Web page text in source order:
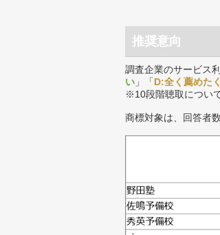
推奨意向
調査企業のサービス
い 」「D:全く薦めた
※10段階聴取につい
商標対象は、回答者